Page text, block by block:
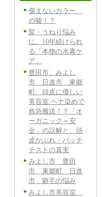
傷まないカラー
の嘘！？
髪・うねり悩み
に、10年続けられ
る「本物の水素ケ
ア」
豊田市、みよし
市 日進市 東郷
町 頭皮に優しい
美容室 ヘナ染めで
救急搬送！？「オ
ーガニック＝安
全」の誤解と、頭
皮かぶれ・パッチ
テストの真実
みよし市 豊田
市 東郷町 日進
市 癖毛の悩み
みよし市美容室